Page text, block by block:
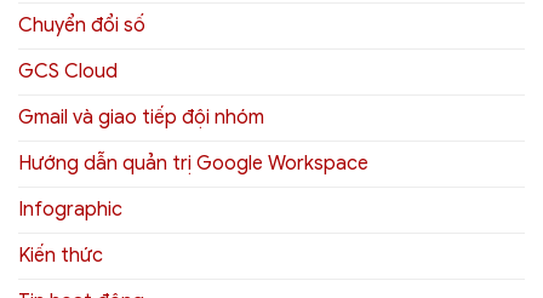
Chuyển đổi số
GCS Cloud
Gmail và giao tiếp đội nhóm
Hướng dẫn quản trị Google Workspace
Infographic
Kiến thức